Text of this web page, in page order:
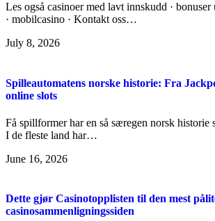
Les også casinoer med lavt innskudd ·
· mobilcasino · Kontakt oss…
July 8, 2026
Spilleautomatens norske historie: Fra
online slots
Få spillformer har en så særegen norsk historie
I de fleste land har…
June 16, 2026
Dette gjør Casinotopplisten til den mest
casinosammenligningssiden